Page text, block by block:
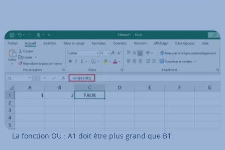
La fonction OU : A1 doit être plus grand que B1.